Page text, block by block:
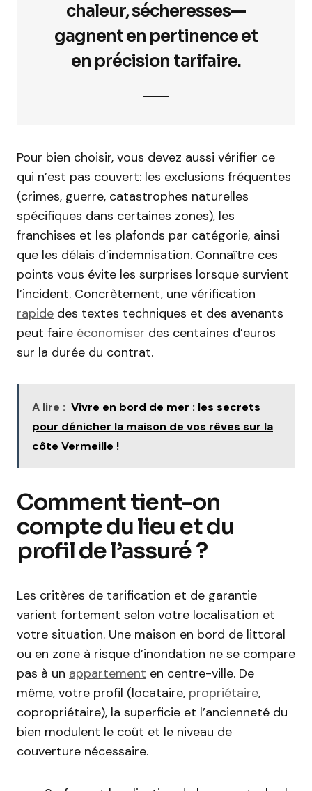
chaleur, sécheresses—
gagnent en pertinence et
en précision tarifaire.
Pour bien choisir, vous devez aussi vérifier ce
qui n’est pas couvert: les exclusions fréquentes
(crimes, guerre, catastrophes naturelles
spécifiques dans certaines zones), les
franchises et les plafonds par catégorie, ainsi
que les délais d’indemnisation. Connaître ces
points vous évite les surprises lorsque survient
l’incident. Concrètement, une vérification
rapide des textes techniques et des avenants
peut faire économiser des centaines d’euros
sur la durée du contrat.
A lire : Vivre en bord de mer : les secrets
pour dénicher la maison de vos rêves sur la
côte Vermeille !
Comment tient-on
compte du lieu et du
profil de l’assuré ?
Les critères de tarification et de garantie
varient fortement selon votre localisation et
votre situation. Une maison en bord de littoral
ou en zone à risque d’inondation ne se compare
pas à un appartement en centre-ville. De
même, votre profil (locataire, propriétaire,
copropriétaire), la superficie et l’ancienneté du
bien modulent le coût et le niveau de
couverture nécessaire.